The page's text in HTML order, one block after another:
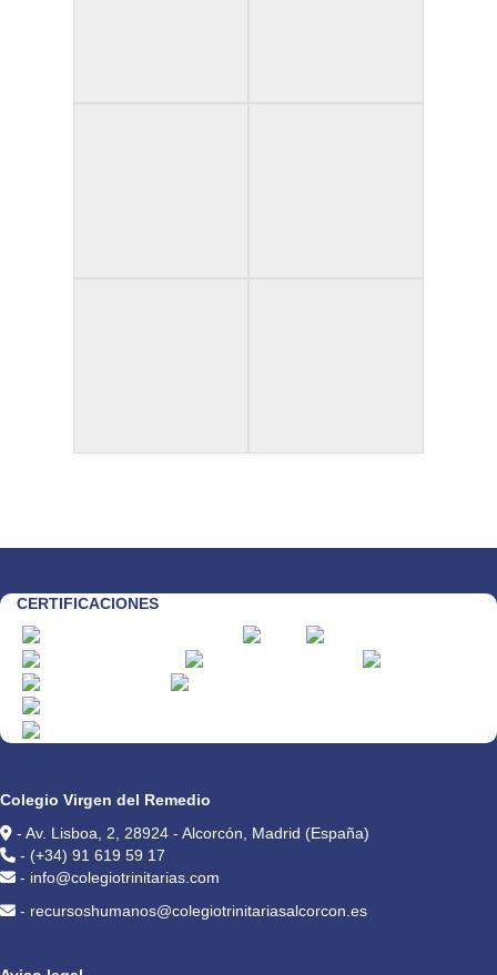
CERTIFICACIONES
Colegio Virgen del Remedio
- Av. Lisboa, 2, 28924 - Alcorcón, Madrid (España)
- (+34) 91 619 59 17
- info@colegiotrinitarias.com
- recursoshumanos@colegiotrinitariasalcorcon.es